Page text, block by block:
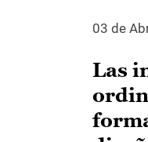
03 de
Las